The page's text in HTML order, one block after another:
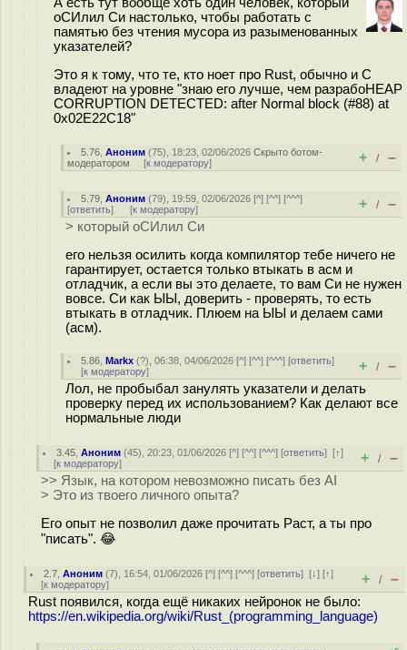
оСИлил Си настолько, чтобы работать с
памятью без чтения мусора из разыменованных
указателей?
Это я к тому, что те, кто ноет про Rust, обычно и C
владеют на уровне "знаю его лучше, чем разрабоHEAP
CORRUPTION DETECTED: after Normal block (#88) at
0x02E22C18"
5.76 ,Аноним (75), 18:23, 02/06/2026Скрыто ботом-
модератором [к модератору] + / –
5.79 ,Аноним (79), 19:59, 02/06/2026 [^] [^^] [^^^]
[ответить] [к модератору] + / –
> который оСИлил Си
его нельзя осилить когда компилятор тебе ничего не
гарантирует, остается только втыкать в асм и
отладчик, а если вы это делаете, то вам Си не нужен
вовсе. Си как ЫЫ, доверить - проверять, то есть
втыкать в отладчик. Плюем на ЫЫ и делаем сами
(асм).
5.86 ,Markx (?), 06:38, 04/06/2026 [^] [^^] [^^^] [ответить]
[к модератору] + / –
Лол, не пробыбал занулять указатели и делать
проверку перед их использованием? Как делают все
нормальные люди
3.45 ,Аноним (45), 20:23, 01/06/2026 [^] [^^] [^^^] [ответить][↑]
[к модератору] + / –
>> Язык, на котором невозможно писать без AI
> Это из твоего личного опыта?
Его опыт не позволил даже прочитать Раст, а ты про
"писать". 😂
2.7 ,Аноним (7), 16:54, 01/06/2026 [^] [^^] [^^^] [ответить][↓] [↑]
[к модератору] + / –
Rust появился, когда ещё никаких нейронок не было:
https://en.wikipedia.org/wiki/Rust_(programming_language)